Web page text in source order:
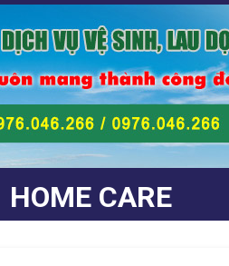
HOME CARE